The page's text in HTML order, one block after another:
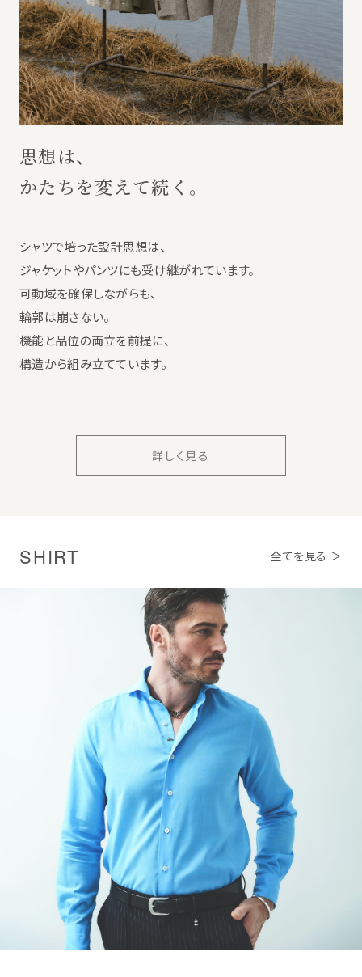
思想は、
かたちを変えて続く。
シャツで培った設計思想は、
ジャケットやパンツにも受け継がれています。
可動域を確保しながらも、
輪郭は崩さない。
機能と品位の両立を前提に、
構造から組み立てています。
詳しく見る
SHIRT 全てを見る ＞